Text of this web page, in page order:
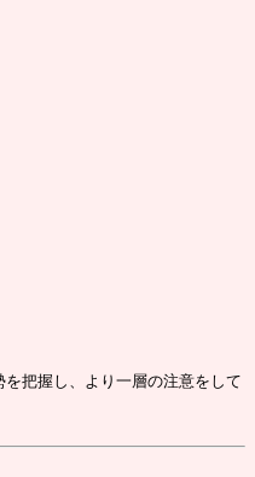
把握し、より一層の注意をして